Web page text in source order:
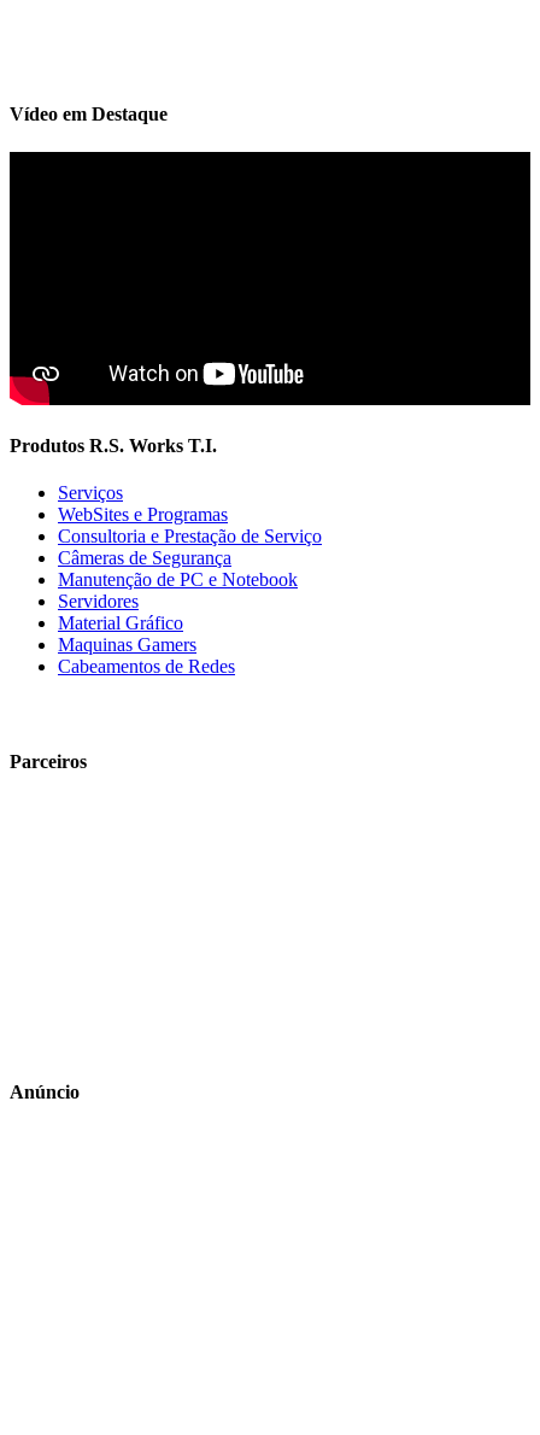
Vídeo em Destaque
Produtos R.S. Works T.I.
Serviços
WebSites e Programas
Consultoria e Prestação de Serviço
Câmeras de Segurança
Manutenção de PC e Notebook
Servidores
Material Gráfico
Maquinas Gamers
Cabeamentos de Redes
Parceiros
Anúncio